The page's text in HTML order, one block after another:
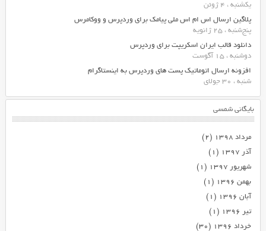
یکشنبه ، 4 ژوئن
پلاگین ارسال اس ام اس ملی پیامک برای وردپرس و ووکامرس
پنج‌شنبه ، 25 ژانویه
دانلود قالب ایران اسکریپت برای وردپرس
دوشنبه ، 15 آگوست
افزونه ارسال اتوماتیک پست های وردپرس به اینستاگرام
شنبه ، 30 جولای
بایگانی شمسی
مرداد ۱۳۹۸
(۲)
آذر ۱۳۹۷
(۱)
شهریور ۱۳۹۷
(۱)
بهمن ۱۳۹۶
(۱)
آبان ۱۳۹۶
(۱)
تیر ۱۳۹۶
(۱)
خرداد ۱۳۹۶
(۳۰)